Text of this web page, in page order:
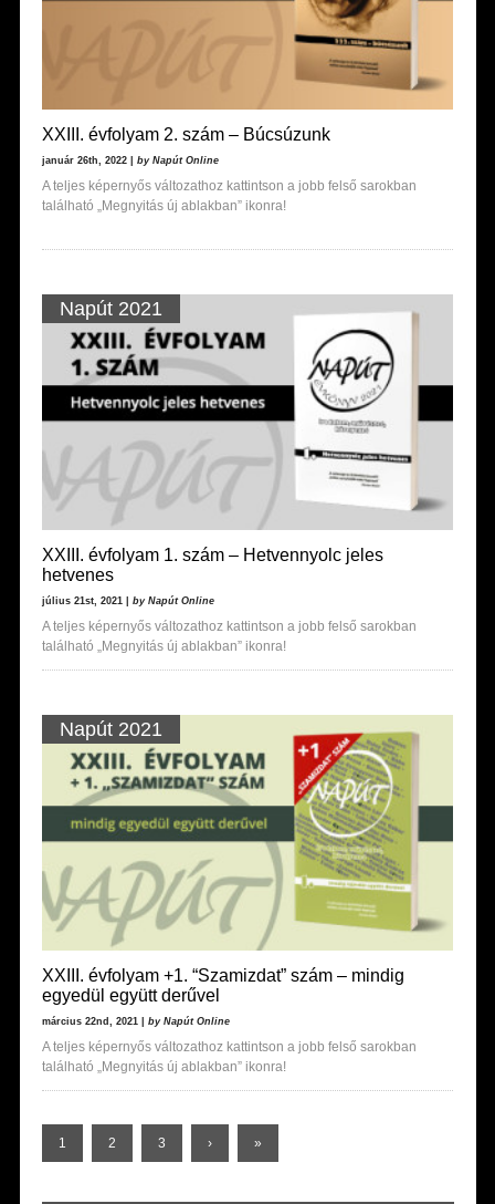
XXIII. évfolyam 2. szám – Búcsúzunk
január 26th, 2022 | by Napút Online
A teljes képernyős változathoz kattintson a jobb felső sarokban
található „Megnyitás új ablakban” ikonra!
Napút 2021
XXIII. évfolyam 1. szám – Hetvennyolc jeles
hetvenes
július 21st, 2021 | by Napút Online
A teljes képernyős változathoz kattintson a jobb felső sarokban
található „Megnyitás új ablakban” ikonra!
Napút 2021
XXIII. évfolyam +1. “Szamizdat” szám – mindig
egyedül együtt derűvel
március 22nd, 2021 | by Napút Online
A teljes képernyős változathoz kattintson a jobb felső sarokban
található „Megnyitás új ablakban” ikonra!
1 2 3 › »